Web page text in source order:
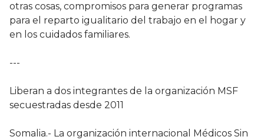
otras cosas, compromisos para generar programas
para el reparto igualitario del trabajo en el hogar y
en los cuidados familiares.
---
Liberan a dos integrantes de la organización MSF
secuestradas desde 2011
Somalia.- La organización internacional Médicos Sin